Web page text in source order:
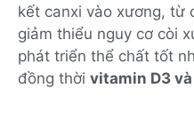
kết canxi vào xương, từ
giảm thiểu nguy cơ còi
phát triển thể chất tốt
đồng thời vitamin D3